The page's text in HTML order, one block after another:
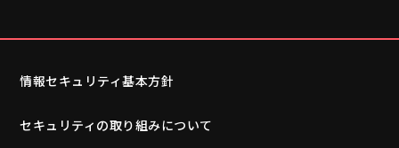
情報セキュリティ基本方針
セキュリティの取り組みについて